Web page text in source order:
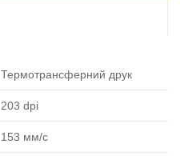
Термотрансферний друк
203 dpi
153 мм/с